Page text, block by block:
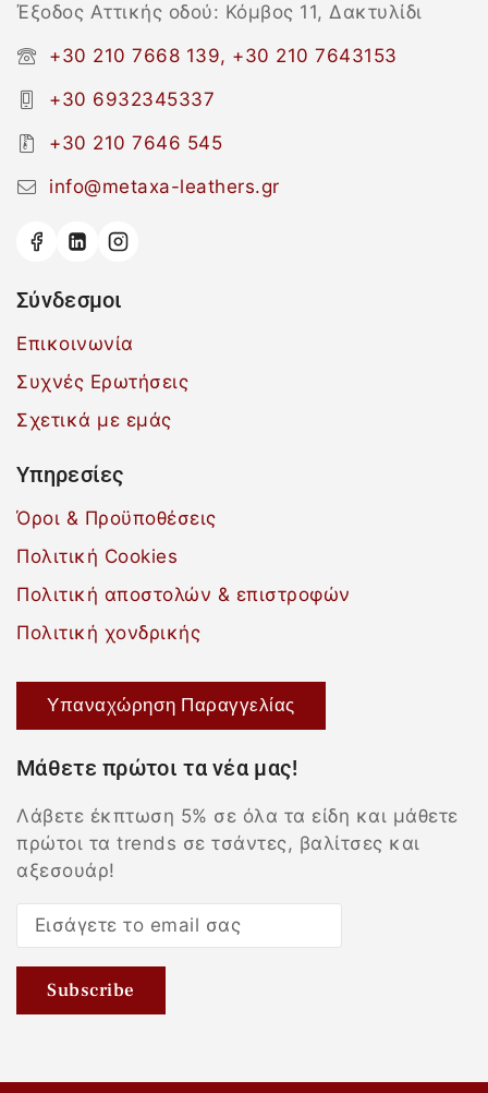
Έξοδος Αττικής οδού: Κόμβος 11, Δακτυλίδι
+30 210 7668 139, +30 210 7643153
+30 6932345337
+30 210 7646 545
info@metaxa-leathers.gr
Σύνδεσμοι
Επικοινωνία
Συχνές Ερωτήσεις
Σχετικά με εμάς
Υπηρεσίες
Όροι & Προϋποθέσεις
Πολιτική Cookies
Πολιτική αποστολών & επιστροφών
Πολιτική χονδρικής
Υπαναχώρηση Παραγγελίας
Μάθετε πρώτοι τα νέα μας!
Λάβετε έκπτωση 5% σε όλα τα είδη και μάθετε
πρώτοι τα trends σε τσάντες, βαλίτσες και
αξεσουάρ!